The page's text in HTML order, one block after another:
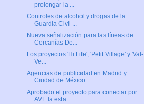
prolongar la ...
Controles de alcohol y drogas de la
Guardia Civil ...
Nueva señalización para las líneas de
Cercanías De...
Los proyectos 'Hi Life', 'Petit Village' y 'Val-
Ve...
Agencias de publicidad en Madrid y
Ciudad de México
Aprobado el proyecto para conectar por
AVE la esta...